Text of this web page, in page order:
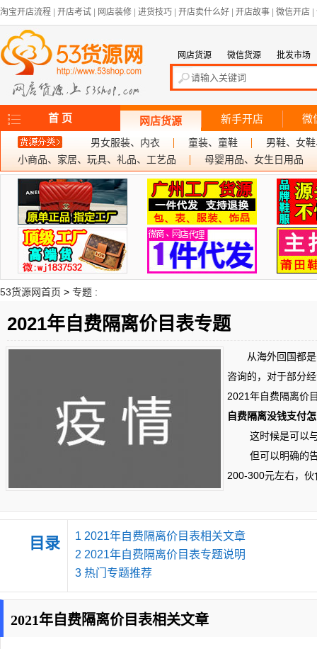
淘宝开店流程 开店考试 网店装修 进货技巧 开店卖什么好 开店故事 微信开店
网店货源 微信货源 批发市场
首 页 网店货源 新手开店 微
男女服装、内衣 童装、童鞋
男鞋、女
小商品、家居、玩具、礼品、工艺品
母婴用品、女生日用品
53货源网首页 > 专题 :
2021年自费隔离价目表专题
从海外回国都是
咨询的，对于部分
2021年自费隔离价
自费隔离没钱支付
这时候是可以与
但可以明确的告
200-300元左右，
目录 1 2021年自费隔离价目表相关文章
2 2021年自费隔离价目表专题说明
3 热门专题推荐
2021年自费隔离价目表相关文章